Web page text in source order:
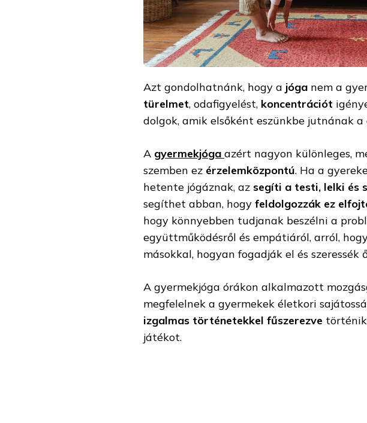
Azt gondolhatnánk, hogy a jóga nem a
türelmet, odafigyelést, koncentrációt
dolgok, amik elsőként eszünkbe jutnának a
A gyermekjóga azért nagyon különleges,
szemben ez érzelemközpontú. Ha a
hetente jógáznak, az segíti a testi, lelki és
segíthet abban, hogy feldolgozzák ez
hogy könnyebben tudjanak beszélni a
együttműködésről és empátiáról, arról,
másokkal, hogyan fogadják el és szeressék
A gyermekjóga órákon alkalmazott
megfelelnek a gyermekek életkori
izgalmas történetekkel fűszerezve
játékot.